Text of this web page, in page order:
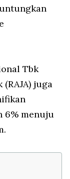
Tbk
(RAJA) juga
6% menuju